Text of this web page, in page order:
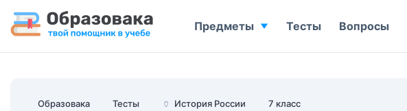
Образовака Тесты 🏺 История России 7 класс
Предметы Тесты Вопросы